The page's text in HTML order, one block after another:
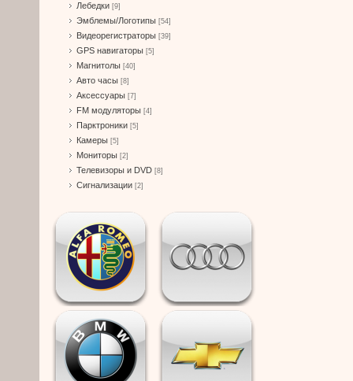
Лебедки [9]
Эмблемы/Логотипы [54]
Видеорегистраторы [39]
GPS навигаторы [5]
Магнитолы [40]
Авто часы [8]
Аксессуары [7]
FM модуляторы [4]
Парктроники [5]
Камеры [5]
Мониторы [2]
Телевизоры и DVD [8]
Сигнализации [2]